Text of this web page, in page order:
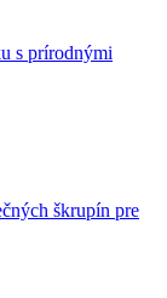
s prírodnými
škrupín pre